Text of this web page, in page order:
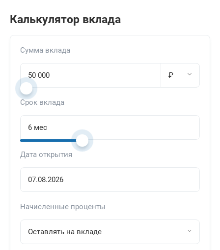
Калькулятор вклада
Сумма вклада
₽
Срок вклада
Дата открытия
Начисленные проценты
Оставлять на вкладе